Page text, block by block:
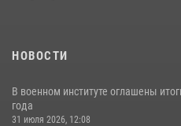
НОВОСТИ
В военном институте оглашены
года
31 июля 2026, 12:08